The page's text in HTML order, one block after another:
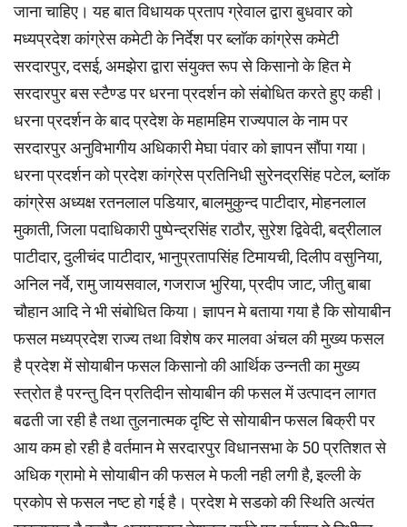
जाना चाहिए। यह बात विधायक प्रताप ग्रेवाल द्वारा बुधवार को
मध्यप्रदेश कांग्रेस कमेटी के निर्देश पर ब्लाॅक कांग्रेस कमेटी
सरदारपुर, दसई, अमझेरा द्वारा संयुक्त रूप से किसानो के हित मे
सरदारपुर बस स्टैण्ड पर धरना प्रदर्शन को संबोधित करते हुए कही।
धरना प्रदर्शन के बाद प्रदेश के महामहिम राज्यपाल के नाम पर
सरदारपुर अनुविभागीय अधिकारी मेघा पंवार को ज्ञापन सौंपा गया।
धरना प्रदर्शन को प्रदेश कांग्रेस प्रतिनिधी सुरेनद्रसिंह पटेल, ब्लाॅक
कांग्रेस अध्यक्ष रतनलाल पडियार, बालमुकुन्द पाटीदार, मोहनलाल
मुकाती, जिला पदाधिकारी पुष्पेन्द्रसिंह राठौर, सुरेश द्विवेदी, बद्रीलाल
पाटीदार, दुलीचंद पाटीदार, भानुप्रतापसिंह टिमायची, दिलीप वसुनिया,
अनिल नर्वे, रामु जायसवाल, गजराज भुरिया, प्रदीप जाट, जीतु बाबा
चौहान आदि ने भी संबोधित किया। ज्ञापन मे बताया गया है कि सोयाबीन
फसल मध्यप्रदेश राज्य तथा विशेष कर मालवा अंचल की मुख्य फसल
है प्रदेश में सोयाबीन फसल किसानो की आर्थिक उन्नती का मुख्य
स्त्रोत है परन्तु दिन प्रतिदीन सोयाबीन की फसल में उत्पादन लागत
बढती जा रही है तथा तुलनात्मक दृष्टि से सोयाबीन फसल बिक्री पर
आय कम हो रही है वर्तमान मे सरदारपुर विधानसभा के 50 प्रतिशत से
अधिक ग्रामो मे सोयाबीन की फसल मे फली नही लगी है, इल्ली के
प्रकोप से फसल नष्ट हो गई है। प्रदेश मे सडको की स्थिति अत्यंत